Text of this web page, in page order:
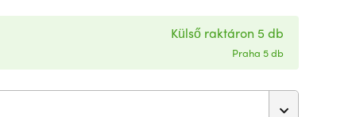
Külső raktáron 5 db
Praha 5 db